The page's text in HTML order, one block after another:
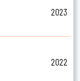
2023
2022